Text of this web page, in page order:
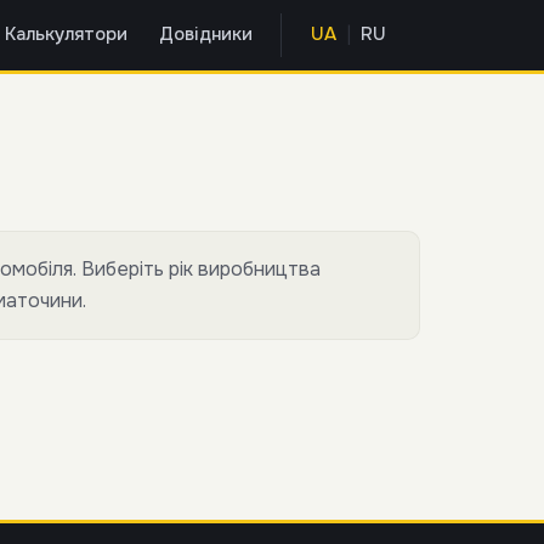
Калькулятори Довідники UA RU
Виберіть рік виробництва